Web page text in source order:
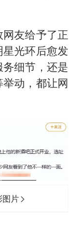
友给予了正
光环后愈发
细节，还是
动，都让网
图片